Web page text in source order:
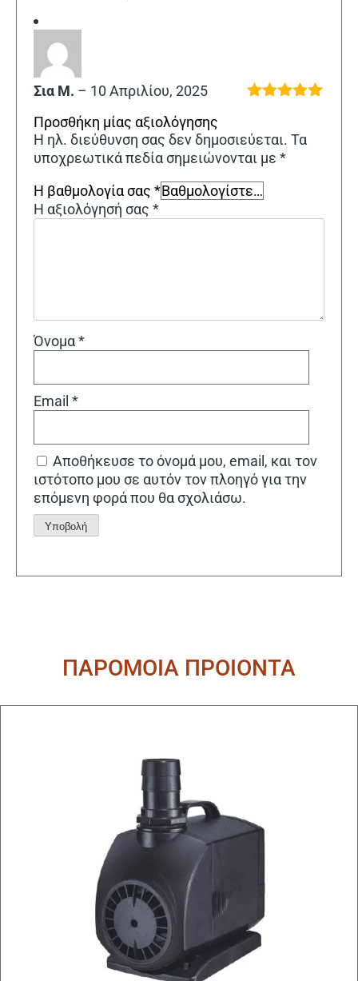
Σια Μ. – 10 Απριλίου, 2025
Προσθήκη μίας αξιολόγησης
Η ηλ. διεύθυνση σας δεν δημοσιεύεται. Τα
υποχρεωτικά πεδία σημειώνονται με *
Η βαθμολογία σας *
Η αξιολόγησή σας *
Όνομα*
Email *
Αποθήκευσε το όνομά μου, email, και τον
ιστότοπο μου σε αυτόν τον πλοηγό για την
επόμενη φορά που θα σχολιάσω.
ΠΑΡΟΜΟΙΑ ΠΡΟΙΟΝΤΑ